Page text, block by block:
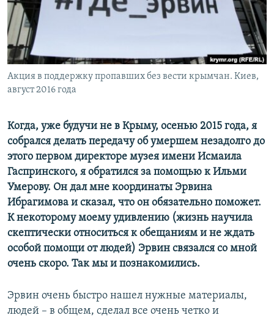
ПОБЕДИТЕЛЕЙ НЕ СУДЯТ?
КРЫМ.НЕПОКОРЕННЫЙ
ELIFBE
УКРАИНСКАЯ ПРОБЛЕМА КРЫМА
ПРИСОЕДИНЯЙТЕСЬ!
Все сайты RFE/RL
Акция в поддержку пропавших без вести крымчан. Киев,
август 2016 года
Когда, уже будучи не в Крыму, осенью 2015 года, я
собрался делать передачу об умершем незадолго до
этого первом директоре музея имени Исмаила
Гаспринского, я обратился за помощью к Ильми
Умерову. Он дал мне координаты Эрвина
Ибрагимова и сказал, что он обязательно поможет.
К некоторому моему удивлению (жизнь научила
скептически относиться к обещаниям и не ждать
особой помощи от людей) Эрвин связался со мной
очень скоро. Так мы и познакомились.
Эрвин очень быстро нашел нужные материалы,
людей – в общем, сделал все очень четко и